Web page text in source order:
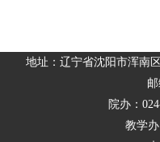
地址：辽宁省沈阳市浑南
院办：
教学办